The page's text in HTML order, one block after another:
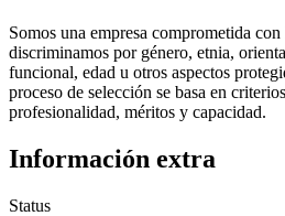
Somos una empresa comprometida
discriminamos por género, etnia,
funcional, edad u otros aspectos
proceso de selección se basa en
profesionalidad, méritos y capacidad.
Información extra
Status